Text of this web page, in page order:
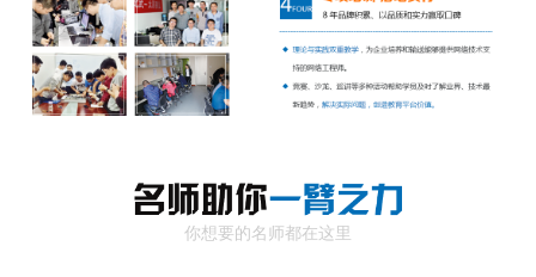
你想要的名师都在这里